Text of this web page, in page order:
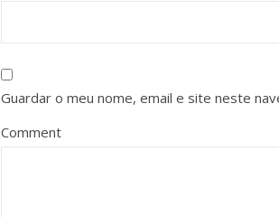
Guardar o meu nome, email e site neste
Comment